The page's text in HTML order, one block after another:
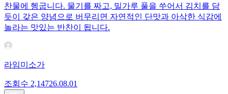
찬물에 헹굽니다. 물기를 짜고, 밀가루 풀을 쑤어서 김치를 담
듯이 갖은 양념으로 버무리면 자연적인 단맛과 아삭한 식감에
놀라는 맛있는 반찬이 됩니다.
라임미소가
조회수 2,14726.08.01